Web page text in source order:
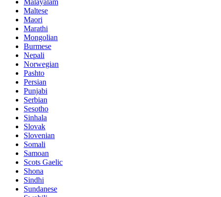
Malayalam
Maltese
Maori
Marathi
Mongolian
Burmese
Nepali
Norwegian
Pashto
Persian
Punjabi
Serbian
Sesotho
Sinhala
Slovak
Slovenian
Somali
Samoan
Scots Gaelic
Shona
Sindhi
Sundanese